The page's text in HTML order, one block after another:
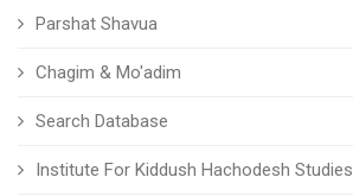
Parshat Shavua
Chagim & Mo'adim
Search Database
Institute For Kiddush Hachodesh Studies